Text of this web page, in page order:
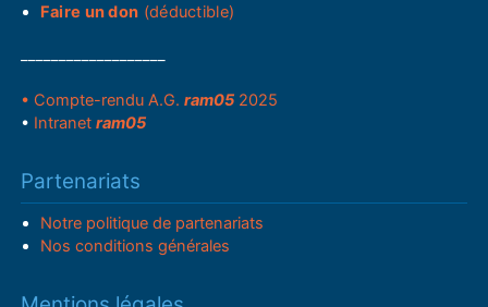
Faire un don (déductible)
• Compte-rendu A.G.ram05 2025
• Intranetram05
Partenariats
Notre politique de partenariats
Nos conditions générales